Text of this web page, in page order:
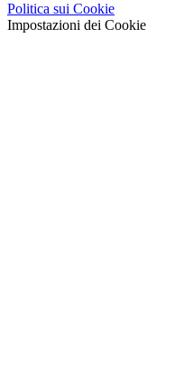
Politica sui Cookie
Impostazioni dei Cookie